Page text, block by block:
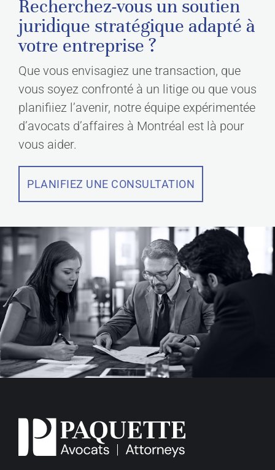
Recherchez-vous un soutien
juridique stratégique adapté à
votre entreprise ?
Que vous envisagiez une transaction, que
vous soyez confronté à un litige ou que vous
planifiiez l’avenir, notre équipe expérimentée
d’avocats d’affaires à Montréal est là pour
vous aider.
PLANIFIEZ UNE CONSULTATION